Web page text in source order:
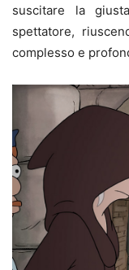
suscitare la
spettatore,
complesso e